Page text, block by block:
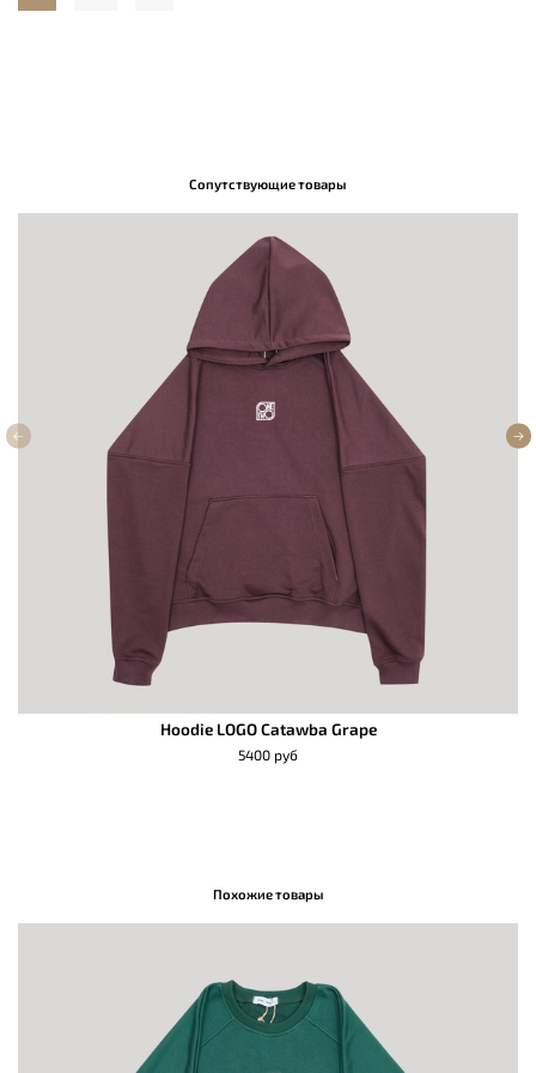
Сопутствующие товары
Hoodie LOGO Catawba Grape
5400 руб
Похожие товары